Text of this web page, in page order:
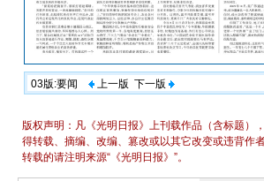
03版:要闻 上一版 下一版